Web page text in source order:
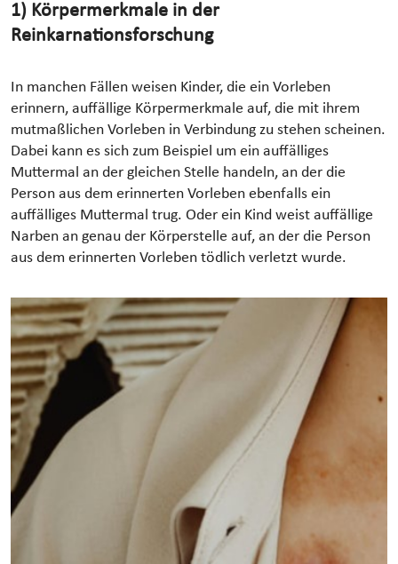
1) Körpermerkmale in der
Reinkarnationsforschung
In manchen Fällen weisen Kinder, die ein Vorleben
erinnern, auffällige Körpermerkmale auf, die mit ihrem
mutmaßlichen Vorleben in Verbindung zu stehen scheinen.
Dabei kann es sich zum Beispiel um ein auffälliges
Muttermal an der gleichen Stelle handeln, an der die
Person aus dem erinnerten Vorleben ebenfalls ein
auffälliges Muttermal trug. Oder ein Kind weist auffällige
Narben an genau der Körperstelle auf, an der die Person
aus dem erinnerten Vorleben tödlich verletzt wurde.